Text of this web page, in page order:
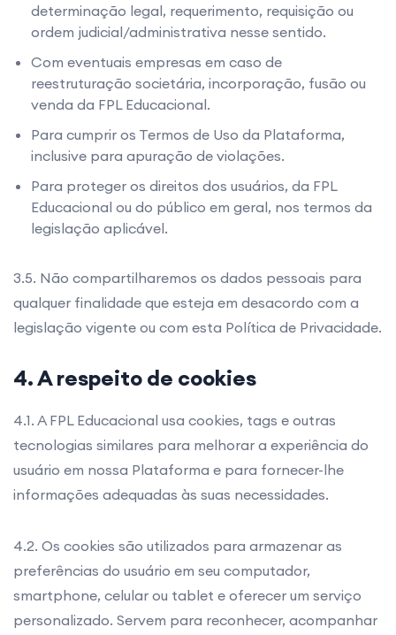
determinação legal, requerimento, requisição ou
ordem judicial/administrativa nesse sentido.
Com eventuais empresas em caso de
reestruturação societária, incorporação, fusão ou
venda da FPL Educacional.
Para cumprir os Termos de Uso da Plataforma,
inclusive para apuração de violações.
Para proteger os direitos dos usuários, da FPL
Educacional ou do público em geral, nos termos da
legislação aplicável.
3.5. Não compartilharemos os dados pessoais para
qualquer finalidade que esteja em desacordo com a
legislação vigente ou com esta Política de Privacidade.
4. A respeito de cookies
4.1. A FPL Educacional usa cookies, tags e outras
tecnologias similares para melhorar a experiência do
usuário em nossa Plataforma e para fornecer-lhe
informações adequadas às suas necessidades.
4.2. Os cookies são utilizados para armazenar as
preferências do usuário em seu computador,
smartphone, celular ou tablet e oferecer um serviço
personalizado. Servem para reconhecer, acompanhar